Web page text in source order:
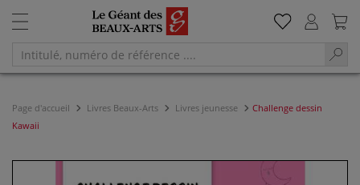
Page d'accueil Livres Beaux-Arts Livres jeunesse
Challenge dessin
Kawaii